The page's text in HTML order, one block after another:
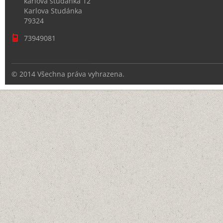
Karlova Studánka
79324
73949081
© 2014 Všechna práva vyhrazena.